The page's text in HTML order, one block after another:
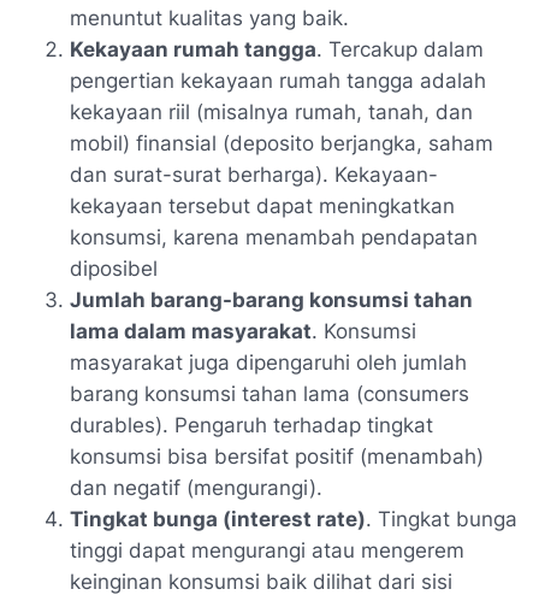
menuntut kualitas yang baik.
Kekayaan rumah tangga. Tercakup dalam
pengertian kekayaan rumah tangga adalah
kekayaan riil (misalnya rumah, tanah, dan
mobil) finansial (deposito berjangka, saham
dan surat-surat berharga). Kekayaan-
kekayaan tersebut dapat meningkatkan
konsumsi, karena menambah pendapatan
diposibel
Jumlah barang-barang konsumsi tahan
lama dalam masyarakat. Konsumsi
masyarakat juga dipengaruhi oleh jumlah
barang konsumsi tahan lama (consumers
durables). Pengaruh terhadap tingkat
konsumsi bisa bersifat positif (menambah)
dan negatif (mengurangi).
Tingkat bunga (interest rate). Tingkat bunga
tinggi dapat mengurangi atau mengerem
keinginan konsumsi baik dilihat dari sisi